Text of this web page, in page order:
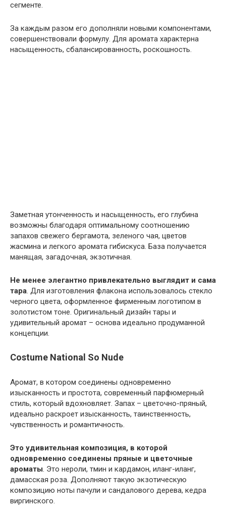
сегменте.
За каждым разом его дополняли новыми компонентами,
совершенствовали формулу. Для аромата характерна
насыщенность, сбалансированность, роскошность.
Заметная утонченность и насыщенность, его глубина
возможны благодаря оптимальному соотношению
запахов свежего бергамота, зеленого чая, цветов
жасмина и легкого аромата гибискуса. База получается
манящая, загадочная, экзотичная.
Не менее элегантно привлекательно выглядит и сама
тара. Для изготовления флакона использовалось стекло
черного цвета, оформленное фирменным логотипом в
золотистом тоне. Оригинальный дизайн тары и
удивительный аромат – основа идеально продуманной
концепции.
Costume National So Nude
Аромат, в котором соединены одновременно
изысканность и простота, современный парфюмерный
стиль, который вдохновляет. Запах – цветочно-пряный,
идеально раскроет изысканность, таинственность,
чувственность и романтичность.
Это удивительная композиция, в которой
одновременно соединены пряные и цветочные
ароматы. Это нероли, тмин и кардамон, иланг-иланг,
дамасская роза. Дополняют такую экзотическую
композицию ноты пачули и сандалового дерева, кедра
виргинского.